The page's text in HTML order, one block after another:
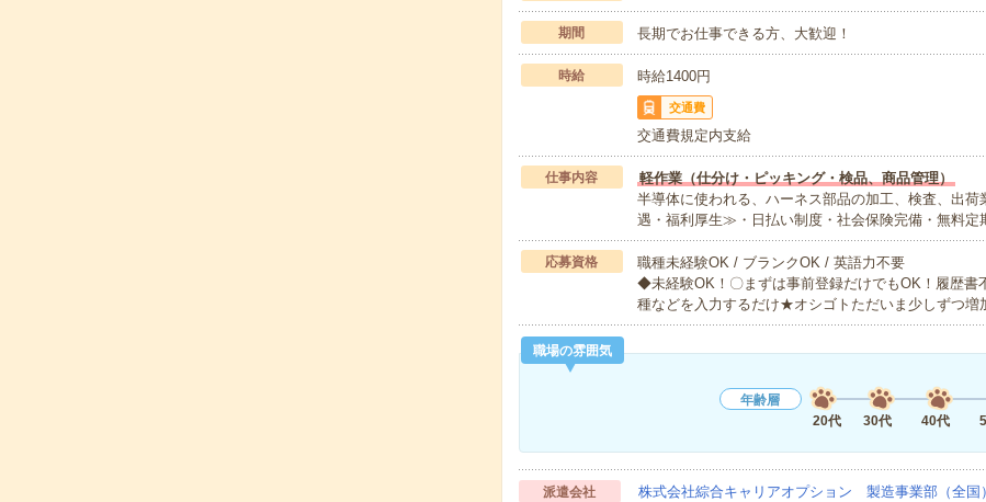
期間 長期でお仕事できる方、大歓迎！
時給 時給1400円
交通費
交通費規定内支給
仕事内容
軽作業（仕分け・ピッキング・検品、商品管理）
半導体に使われる、ハーネス部品の加工、検査、出
遇・福利厚生≫・日払い制度・社会保険完備・無料定
応募資格
職種未経験OK / ブランクOK / 英語力不要
◆未経験OK！〇まずは事前登録だけでもOK！履歴
種などを入力するだけ★オシゴトただいま少しずつ増
職場の雰囲気
年齢層
20代
30代 40代
派遣会社 株式会社綜合キャリアオプション 製造事業部（全国）